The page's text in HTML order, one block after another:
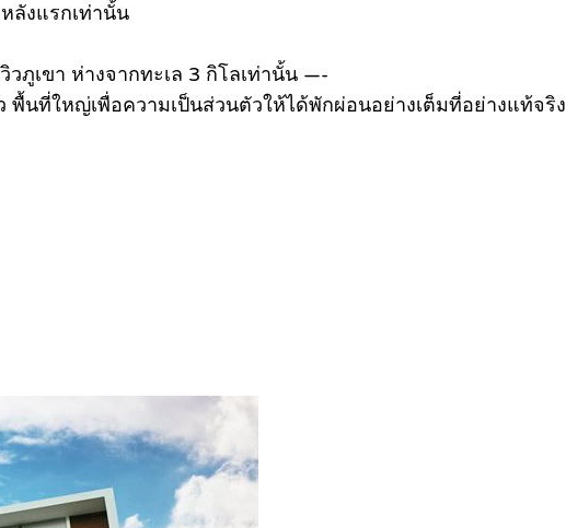
ลังแรกเท่านั้น
ภูเขา ห่างจากทะเล 3 กิโลเท่านั้น —-
นที่ใหญ่เพื่อความเป็นส่วนตัวให้ได้พักผ่อนอย่างเต็มที่อย่างแท้จริง